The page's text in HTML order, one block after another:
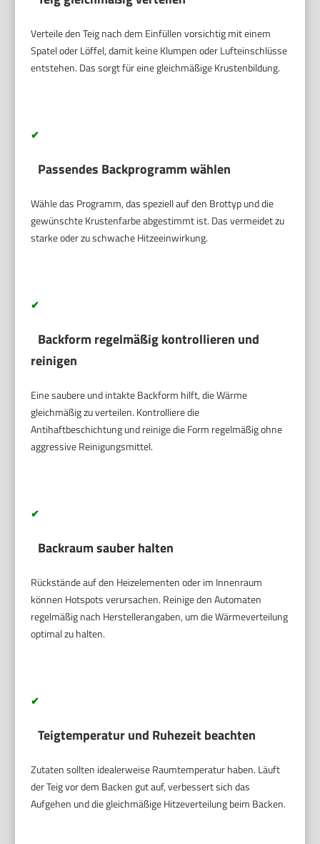
Verteile den Teig nach dem Einfüllen vorsichtig mit einem
Spatel oder Löffel, damit keine Klumpen oder Lufteinschlüsse
entstehen. Das sorgt für eine gleichmäßige Krustenbildung.
✔
Passendes Backprogramm wählen
Wähle das Programm, das speziell auf den Brottyp und die
gewünschte Krustenfarbe abgestimmt ist. Das vermeidet zu
starke oder zu schwache Hitzeeinwirkung.
✔
Backform regelmäßig kontrollieren und
reinigen
Eine saubere und intakte Backform hilft, die Wärme
gleichmäßig zu verteilen. Kontrolliere die
Antihaftbeschichtung und reinige die Form regelmäßig ohne
aggressive Reinigungsmittel.
✔
Backraum sauber halten
Rückstände auf den Heizelementen oder im Innenraum
können Hotspots verursachen. Reinige den Automaten
regelmäßig nach Herstellerangaben, um die Wärmeverteilung
optimal zu halten.
✔
Teigtemperatur und Ruhezeit beachten
Zutaten sollten idealerweise Raumtemperatur haben. Läuft
der Teig vor dem Backen gut auf, verbessert sich das
Aufgehen und die gleichmäßige Hitzeverteilung beim Backen.